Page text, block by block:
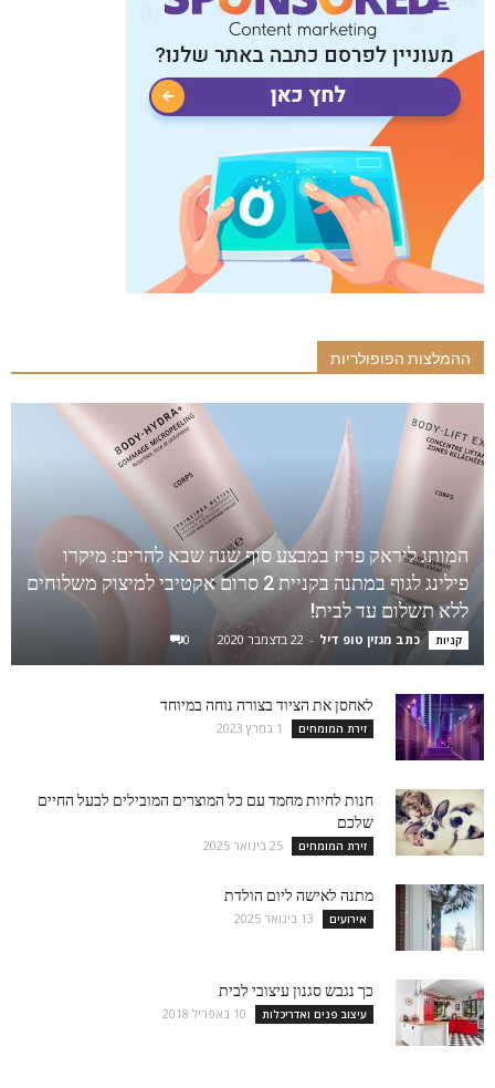
ההמלצות הפופולריות
המותג ליראק פריז במבצע סוף שנה שבא להרים: מיקרו
פילינג לגוף במתנה בקניית 2 סרום אקטיבי למיצוק משלוחים
ללא תשלום עד לבית!
קניות כתב מגזין טופ דיל - 22 בדצמבר 2020 0
לאחסן את הציוד בצורה נוחה במיוחד
זירת המומחים 1 במרץ 2023
חנות לחיות מחמד עם כל המוצרים המובילים לבעל החיים
שלכם
זירת המומחים 25 בינואר 2025
מתנה לאישה ליום הולדת
אירועים 13 בינואר 2025
כך נגבש סגנון עיצובי לבית
עיצוב פנים ואדריכלות 10 באפריל 2018